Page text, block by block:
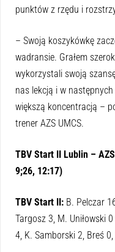
punktów z rzędu i
– Swoją koszykówkę
wadransie. Grałem
wykorzystali swoją
nas lekcją i w
większą koncentracją –
trener AZS UMCS.
TBV Start II Lublin –
9;26, 12:17)
TBV Start II: B. Pelczar
Targosz 3, M. Uniłowski
4, K. Samborski 2, Breś